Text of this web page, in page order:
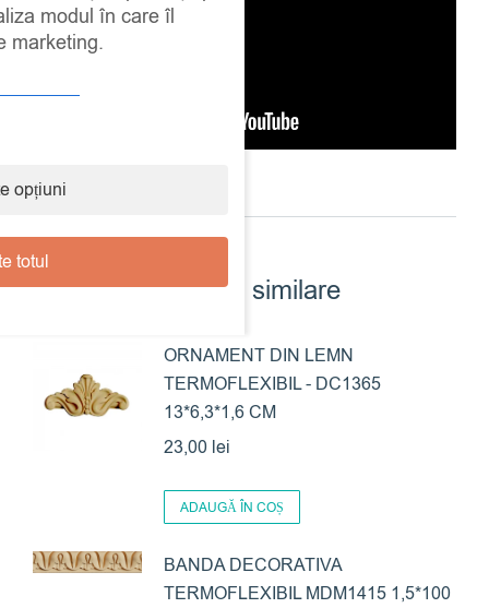
Produse similare
ORNAMENT DIN LEMN
TERMOFLEXIBIL - DC1365
13*6,3*1,6 CM
23,00 lei
ADAUGĂ ÎN COȘ
BANDA DECORATIVA
TERMOFLEXIBIL MDM1415 1,5*100
modul în care îl
marketing.
opțiuni
totul